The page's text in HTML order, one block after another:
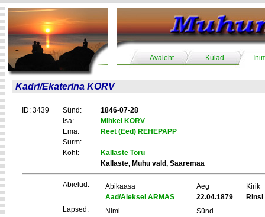
Avaleht Külad
Kadri/Ekaterina KORV
ID: 3439 Sünd:
1846-07-28
Isa:
Mihkel KORV
Ema:
Reet (Eed) REHEPAPP
Surm:
Koht:
Kallaste Toru
Kallaste, Muhu vald, Saaremaa
Abielud: Abikaasa Aeg
Kirik
Aad/Aleksei ARMAS
22.04.1879
Rinsi
Lapsed:
Nimi
Sünd